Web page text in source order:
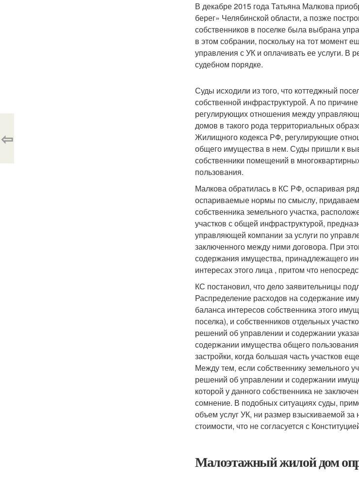
В декабре 2015 года Татьяна Малкова
берег» Челябинской области, а позже
собственников в поселке была выбрана
в этом собрании, поскольку на тот момент
управления с УК и оплачивать ее услуги. В
судебном порядке.
Суды исходили из того, что коттеджный
собственной инфраструктурой. А по
регулирующих отношения между
домов в такого рода территориальных
Жилищного кодекса РФ, регулирующие
общего имущества в нем. Суды пришли к
собственники помещений в
пользования.
Малкова обратилась в КС РФ, оспаривая
оспариваемые нормы по смыслу,
собственника земельного участка,
участков с общей инфраструктурой,
управляющей компании за услуги по
заключенного между ними договора. При
содержания имущества, принадлежащего
интересах этого лица , притом что
КС постановил, что дело заявительницы
Распределение расходов на содержание
баланса интересов собственника этого
поселка), и собственников отдельных
решений об управлении и содержании
содержании имущества общего
застройки, когда большая часть участков
Между тем, если собственнику земельного
решений об управлении и содержании
которой у данного собственника не
сомнение. В подобных ситуациях суды,
объем услуг УК, ни размер взыскиваемой за
стоимости, что не согласуется с
Малоэтажный жилой дом
⇦